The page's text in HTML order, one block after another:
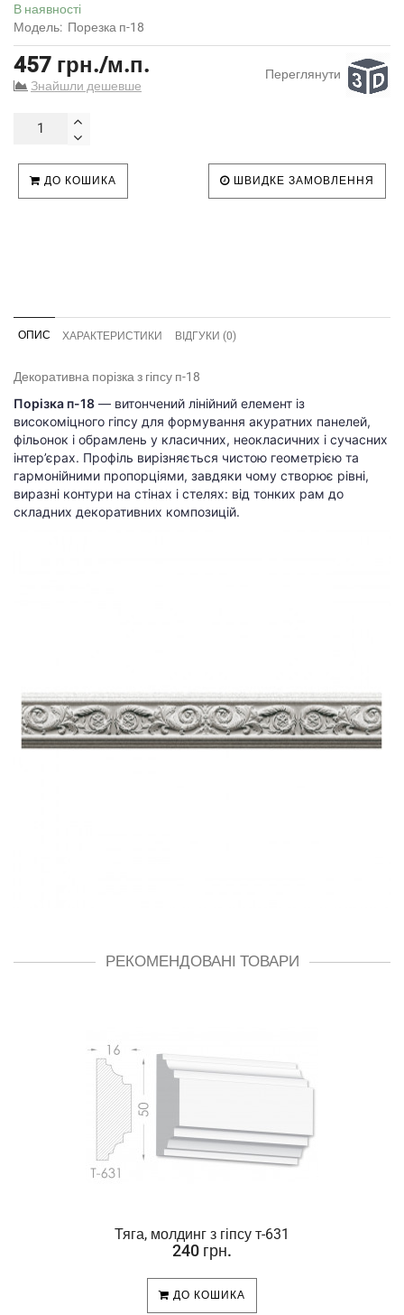
В наявності
Модель: Порезка п-18
457 грн./м.п.
Знайшли дешевше
Переглянути
ДО КОШИКА ШВИДКЕ ЗАМОВЛЕННЯ
ОПИС ХАРАКТЕРИСТИКИ ВІДГУКИ (0)
Декоративна порізка з гіпсу п-18
Порізка п-18 — витончений лінійний елемент із
високоміцного гіпсу для формування акуратних панелей,
фільонок і обрамлень у класичних, неокласичних і сучасних
інтер’єрах. Профіль вирізняється чистою геометрією та
гармонійними пропорціями, завдяки чому створює рівні,
виразні контури на стінах і стелях: від тонких рам до
складних декоративних композицій.
РЕКОМЕНДОВАНІ ТОВАРИ
Тяга, молдинг з гіпсу т-631
240 грн.
ДО КОШИКА